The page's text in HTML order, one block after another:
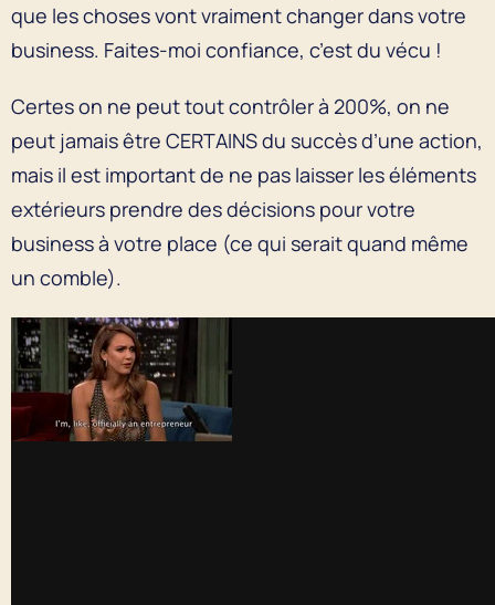
que les choses vont vraiment changer dans votre
business. Faites-moi confiance, c’est du vécu !
Certes on ne peut tout contrôler à 200%, on ne
peut jamais être CERTAINS du succès d’une action,
mais il est important de ne pas laisser les éléments
extérieurs prendre des décisions pour votre
business à votre place (ce qui serait quand même
un comble).